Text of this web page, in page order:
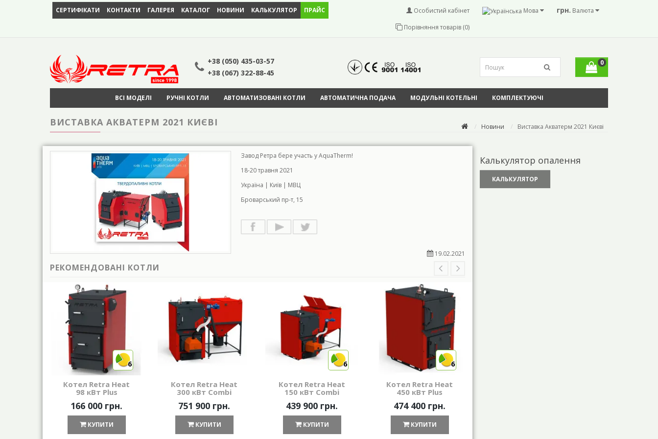
СЕРТИФІКАТИ КОНТАКТИ ГАЛЕРЕЯ КАТАЛОГ НОВИНИ КАЛЬКУЛЯТОР ПРАЙС грн. Валюта
Мова
Особистий кабінет
Порівняння товарів (0)
+38 (050) 435-03-57
+38 (067) 322-88-45
0
ВСІ МОДЕЛІ РУЧНІ КОТЛИ АВТОМАТИЗОВАНІ КОТЛИ АВТОМАТИЧНА ПОДАЧА МОДУЛЬНІ КОТЕЛЬНІ КОМПЛЕКТУЮЧІ
Новини Виставка Акватерм 2021 Києві
ВИСТАВКА АКВАТЕРМ 2021 КИЄВІ
Завод Ретра бере участь у AquaTherm!
18-20 травня 2021
Україна | Київ | МВЦ
Броварський пр-т, 15
19.02.2021
РЕКОМЕНДОВАНІ КОТЛИ
6
Котел Retra Heat
98 кВт Plus
166 000 грн.
КУПИТИ
Котел Retra Heat
300 кВт Combi
751 900 грн.
КУПИТИ
6
Котел Retra Heat
150 кВт Combi
439 900 грн.
КУПИТИ
6
Котел Retra Heat
450 кВт Plus
474 400 грн.
КУПИТИ
Калькулятор опалення
КАЛЬКУЛЯТОР